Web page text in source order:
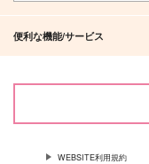
便利な機能/サービス
WEBSITE利用規約